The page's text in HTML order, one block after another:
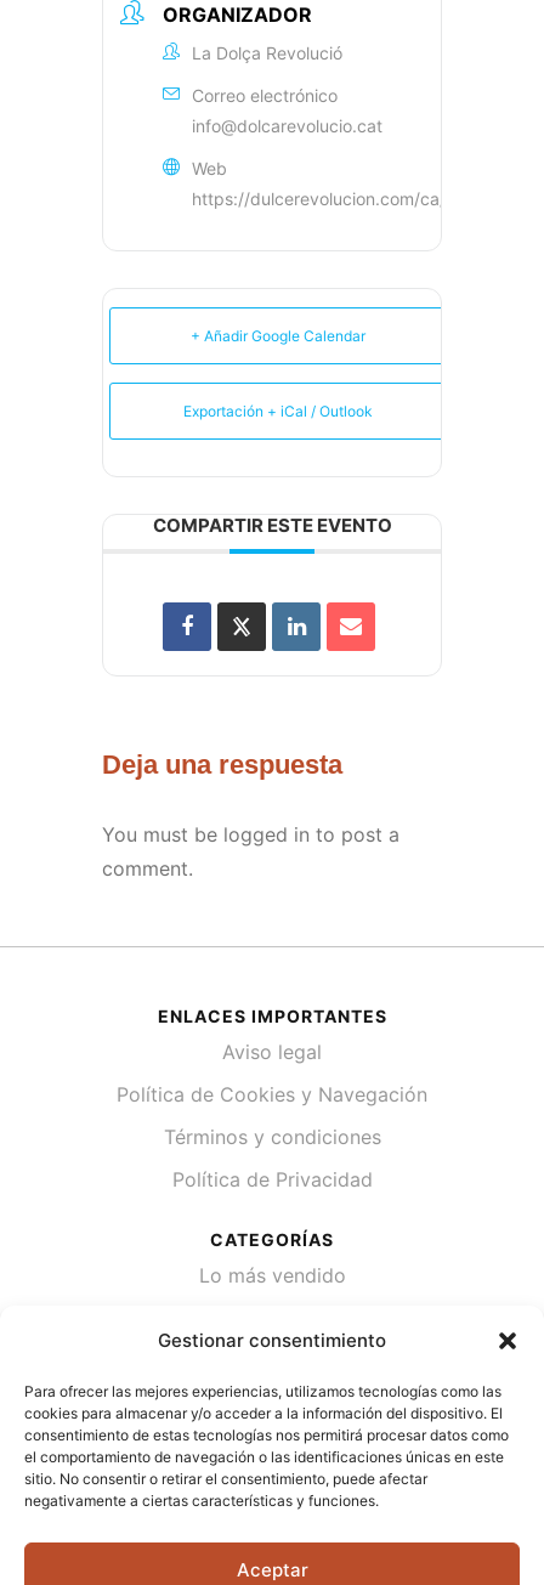
Gestionar consentimiento
Para ofrecer las mejores experiencias, utilizamos tecnologías como las
cookies para almacenar y/o acceder a la información del dispositivo. El
consentimiento de estas tecnologías nos permitirá procesar datos como
el comportamiento de navegación o las identificaciones únicas en este
sitio. No consentir o retirar el consentimiento, puede afectar
negativamente a ciertas características y funciones.
Aceptar
ORGANIZADOR
La Dolça Revolució
Correo electrónico
info@dolcarevolucio.cat
Web
https://dulcerevolucion.com/ca/
+ Añadir Google Calendar
Exportación + iCal / Outlook
COMPARTIR ESTE EVENTO
Deja una respuesta
You must be logged in to post a
comment.
ENLACES IMPORTANTES
Aviso legal
Política de Cookies y Navegación
Términos y condiciones
Política de Privacidad
CATEGORÍAS
Lo más vendido
Desinfección de agua
CONTACTA
Cami Primera Marrada, SN, 25600, Balaguer
info@jardipamies.com